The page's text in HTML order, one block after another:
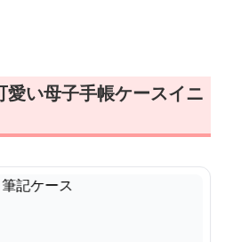
愛い母子手帳ケースイニ